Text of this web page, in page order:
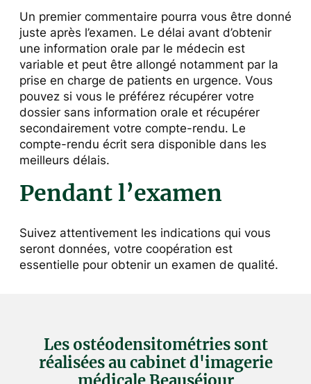
Un premier commentaire pourra vous être donné
juste après l’examen. Le délai avant d’obtenir
une information orale par le médecin est
variable et peut être allongé notamment par la
prise en charge de patients en urgence. Vous
pouvez si vous le préférez récupérer votre
dossier sans information orale et récupérer
secondairement votre compte-rendu. Le
compte-rendu écrit sera disponible dans les
meilleurs délais.
Pendant l’examen
Suivez attentivement les indications qui vous
seront données, votre coopération est
essentielle pour obtenir un examen de qualité.
Les ostéodensitométries sont
réalisées au cabinet d'imagerie